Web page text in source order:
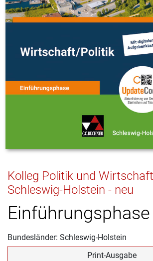
Kolleg Politik und
Schleswig-Holstein - neu
Einführungsphase
Bundesländer: Schleswig-Holstein
Print-Ausgabe